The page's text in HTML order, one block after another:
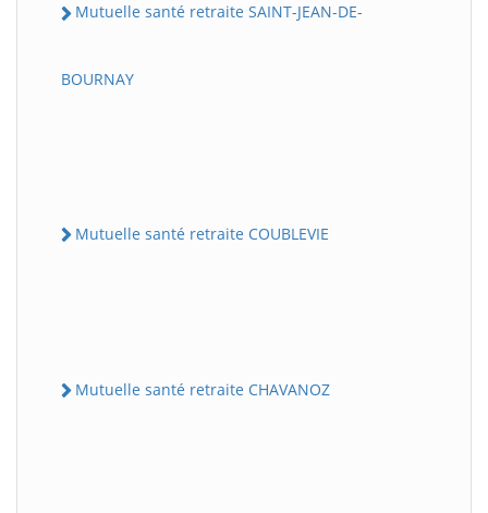
Mutuelle santé retraite SAINT-JEAN-DE-
BOURNAY
Mutuelle santé retraite COUBLEVIE
Mutuelle santé retraite CHAVANOZ